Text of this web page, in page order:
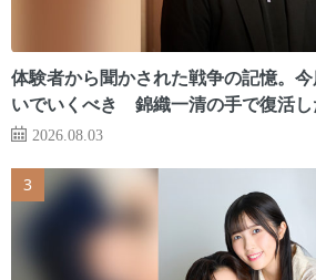
体験者から聞かされた戦争の記憶。
いでいくべき 錦織一清の手で復活
2026.08.03